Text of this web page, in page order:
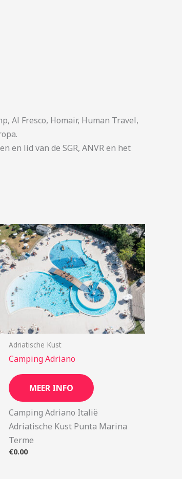
Al Fresco, Homair, Human Travel,
en lid van de SGR, ANVR en het
Adriatische Kust
Camping Adriano
MEER INFO
Camping Adriano Italië
Adriatische Kust Punta Marina
Terme
€0.00